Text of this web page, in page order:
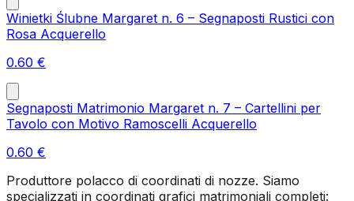
Winietki Ślubne Margaret n. 6 – Segnaposti Rustici con
Rosa Acquerello
0.60 €
Segnaposti Matrimonio Margaret n. 7 – Cartellini per
Tavolo con Motivo Ramoscelli Acquerello
0.60 €
Produttore polacco di coordinati di nozze. Siamo
specializzati in coordinati grafici matrimoniali completi: